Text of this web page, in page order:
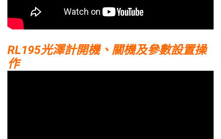
RL195光澤計開機、關機及參數設置操
作